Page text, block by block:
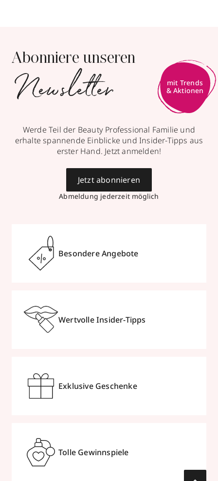
Abonniere unseren
Newsletter
Werde Teil der Beauty Professional Familie und
erhalte spannende Einblicke und Insider-Tipps aus
erster Hand. Jetzt anmelden!
Abmeldung jederzeit möglich
Jetzt abonnieren
Besondere Angebote
Wertvolle Insider-Tipps
Exklusive Geschenke
Tolle Gewinnspiele